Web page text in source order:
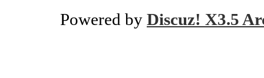
Powered by Discuz! X3.5